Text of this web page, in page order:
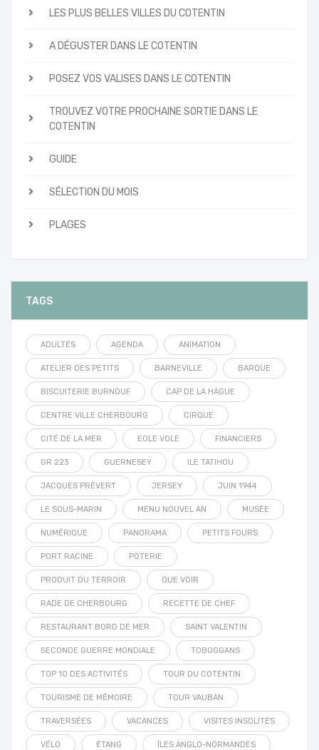
LES PLUS BELLES VILLES DU COTENTIN
A DÉGUSTER DANS LE COTENTIN
POSEZ VOS VALISES DANS LE COTENTIN
TROUVEZ VOTRE PROCHAINE SORTIE DANS LE
COTENTIN
GUIDE
SÉLECTION DU MOIS
PLAGES
TAGS
ADULTES AGENDA ANIMATION
ATELIER DES PETITS BARNEVILLE BARQUE
BISCUITERIE BURNOUF CAP DE LA HAGUE
CENTRE VILLE CHERBOURG CIRQUE
CITÉ DE LA MER EOLE VOLE FINANCIERS
GR 223 GUERNESEY ILE TATIHOU
JACQUES PRÉVERT JERSEY JUIN 1944
LE SOUS-MARIN MENU NOUVEL AN MUSÉE
NUMÉRIQUE PANORAMA PETITS FOURS
PORT RACINE POTERIE
PRODUIT DU TERROIR QUE VOIR
RADE DE CHERBOURG RECETTE DE CHEF
RESTAURANT BORD DE MER SAINT VALENTIN
SECONDE GUERRE MONDIALE TOBOGGANS
TOP 10 DES ACTIVITÉS TOUR DU COTENTIN
TOURISME DE MÉMOIRE TOUR VAUBAN
TRAVERSÉES VACANCES VISITES INSOLITES
VÉLO ÉTANG ÎLES ANGLO-NORMANDES